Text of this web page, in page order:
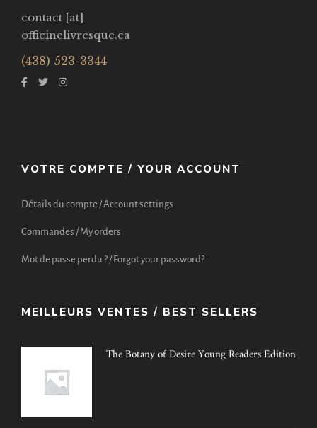
contact [at]
officinelivresque.ca
(438) 523-3344
VOTRE COMPTE / YOUR ACCOUNT
Détails du compte / Account settings
Commandes / My orders
Mot de passe perdu ? / Forgot your password?
MEILLEURS VENTES / BEST SELLERS
The Botany of Desire Young Readers Edition